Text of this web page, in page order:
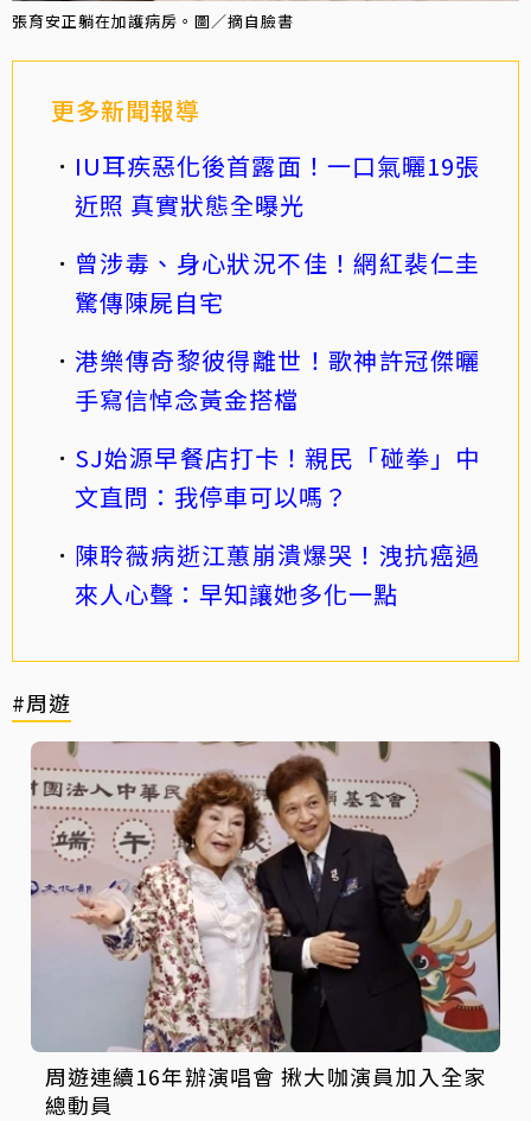
張育安正躺在加護病房。圖／摘自臉書
更多新聞報導
IU耳疾惡化後首露面！一口氣曬19張
近照 真實狀態全曝光
曾涉毒、身心狀況不佳！網紅裴仁圭
驚傳陳屍自宅
港樂傳奇黎彼得離世！歌神許冠傑曬
手寫信悼念黃金搭檔
SJ始源早餐店打卡！親民「碰拳」中
文直問：我停車可以嗎？
陳聆薇病逝江蕙崩潰爆哭！洩抗癌過
來人心聲：早知讓她多化一點
#周遊
周遊連續16年辦演唱會 揪大咖演員加入全家
總動員